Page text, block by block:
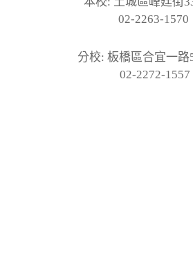
02-2263-1570
分校: 板橋區合宜一路
02-2272-1557